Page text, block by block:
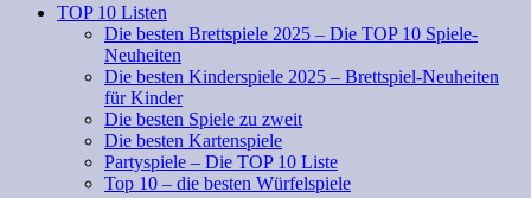
TOP 10 Listen
Die besten Brettspiele 2025 – Die TOP 10 Spiele-
Neuheiten
Die besten Kinderspiele 2025 – Brettspiel-Neuheiten
für Kinder
Die besten Spiele zu zweit
Die besten Kartenspiele
Partyspiele – Die TOP 10 Liste
Top 10 – die besten Würfelspiele